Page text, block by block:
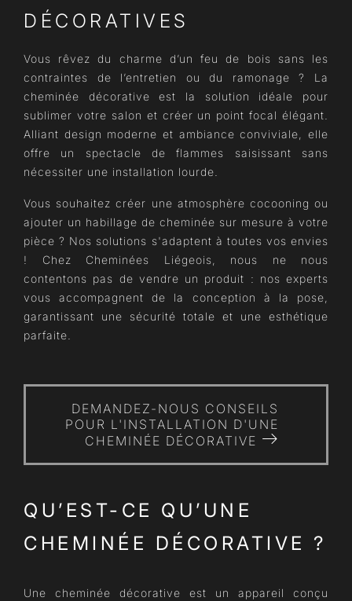
DÉCORATIVES
Vous rêvez du charme d’un feu de bois sans les
contraintes de l’entretien ou du ramonage ? La
cheminée décorative est la solution idéale pour
sublimer votre salon et créer un point focal élégant.
Alliant design moderne et ambiance conviviale, elle
offre un spectacle de flammes saisissant sans
nécessiter une installation lourde.
Vous souhaitez créer une atmosphère cocooning ou
ajouter un habillage de cheminée sur mesure à votre
pièce ? Nos solutions s'adaptent à toutes vos envies
! Chez Cheminées Liégeois, nous ne nous
contentons pas de vendre un produit : nos experts
vous accompagnent de la conception à la pose,
garantissant une sécurité totale et une esthétique
parfaite.
DEMANDEZ-NOUS CONSEILS
POUR L'INSTALLATION D'UNE
CHEMINÉE DÉCORATIVE
QU’EST-CE QU’UNE
CHEMINÉE DÉCORATIVE ?
Une cheminée décorative est un appareil conçu